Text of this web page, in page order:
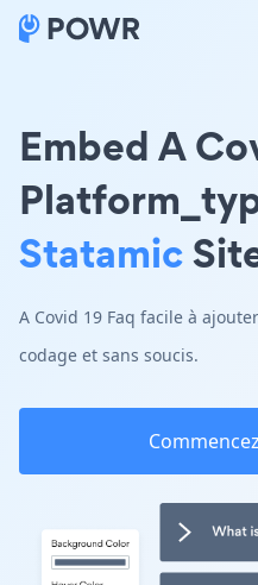
Embed A
Statamic
A Covid 19 Faq facile à
codage et sans soucis.